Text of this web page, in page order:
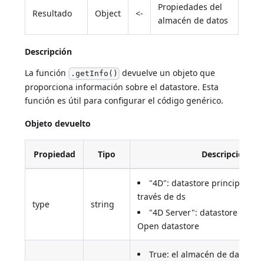
Resultado Object <-
Propiedades del
almacén de datos
Descripción
La función .getInfo() devuelve un objeto que
proporciona información sobre el datastore. Esta
función es útil para configurar el código genérico.
Objeto devuelto
Propiedad Tipo Descripción
type string
"4D": datastore principal,
través de ds
"4D Server": datastore
Open datastore
True: el almacén de datos